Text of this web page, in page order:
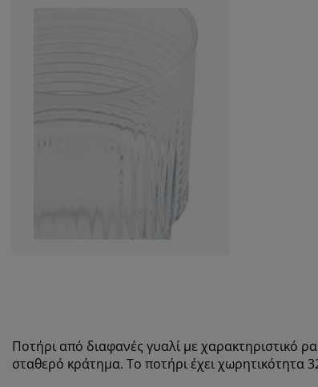
Ποτήρι από διαφανές γυαλί με χαρακτηριστικό
σταθερό κράτημα. Το ποτήρι έχει χωρητικότητα